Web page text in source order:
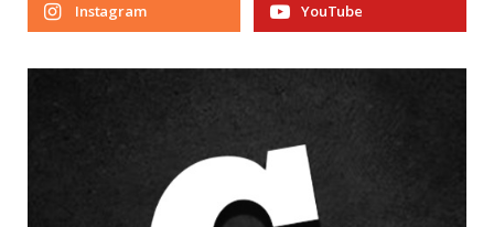
Instagram YouTube